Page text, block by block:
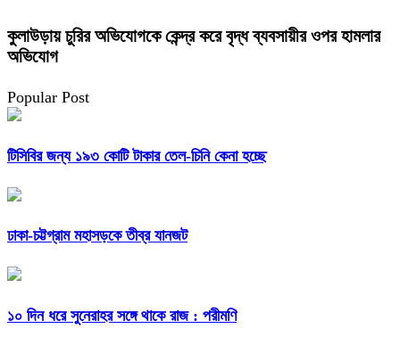
কুলাউড়ায় চুরির অভিযোগকে কেন্দ্র করে বৃদ্ধ ব্যবসায়ীর ওপর হামলার
অভিযোগ
Popular Post
টিসিবির জন্য ১৯৩ কোটি টাকার তেল-চিনি কেনা হচ্ছে
ঢাকা-চট্টগ্রাম মহাসড়কে তীব্র যানজট
১০ দিন ধরে সুনেরাহর সঙ্গে থাকে রাজ : পরীমণি